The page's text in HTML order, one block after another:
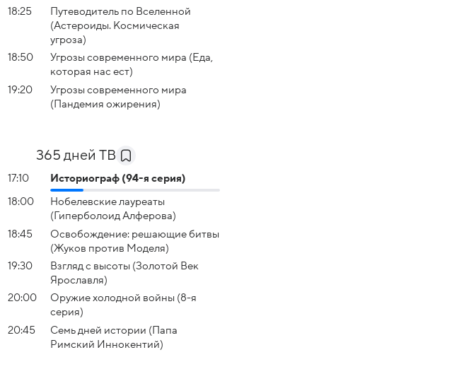
18:25
Путеводитель по Вселенной
(Астероиды. Космическая
угроза)
18:50
Угрозы современного мира (Еда,
которая нас ест)
19:20
Угрозы современного мира
(Пандемия ожирения)
365 дней ТВ
17:10 Историограф (94-я серия)
18:00
Нобелевские лауреаты
(Гиперболоид Алферова)
18:45
Освобождение: решающие битвы
(Жуков против Моделя)
19:30
Взгляд с высоты (Золотой Век
Ярославля)
20:00
Оружие холодной войны (8-я
серия)
20:45
Семь дней истории (Папа
Римский Иннокентий)